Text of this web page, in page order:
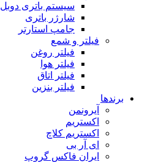
سیستم باتری دوبل
شارژر باتری
جامپ استارتر
فیلتر و شمع
فیلتر روغن
فیلتر هوا
فیلتر اتاق
فیلتر بنزین
برندها
آیرونمن
اکستریم
اکستریم کلاچ
ای آر بی
ایران فاکس گروپ